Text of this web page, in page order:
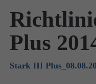
Plus
Stark III